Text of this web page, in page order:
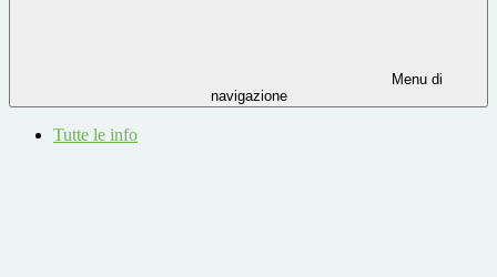
Menu di
navigazione
Tutte le info